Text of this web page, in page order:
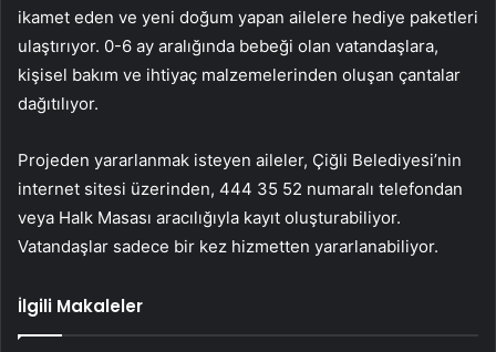
ikamet eden ve yeni doğum yapan ailelere hediye paketleri
ulaştırıyor. 0-6 ay aralığında bebeği olan vatandaşlara,
kişisel bakım ve ihtiyaç malzemelerinden oluşan çantalar
dağıtılıyor.
Projeden yararlanmak isteyen aileler, Çiğli Belediyesi’nin
internet sitesi üzerinden, 444 35 52 numaralı telefondan
veya Halk Masası aracılığıyla kayıt oluşturabiliyor.
Vatandaşlar sadece bir kez hizmetten yararlanabiliyor.
İlgili Makaleler